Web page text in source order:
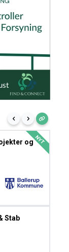
NYT
og
Stab